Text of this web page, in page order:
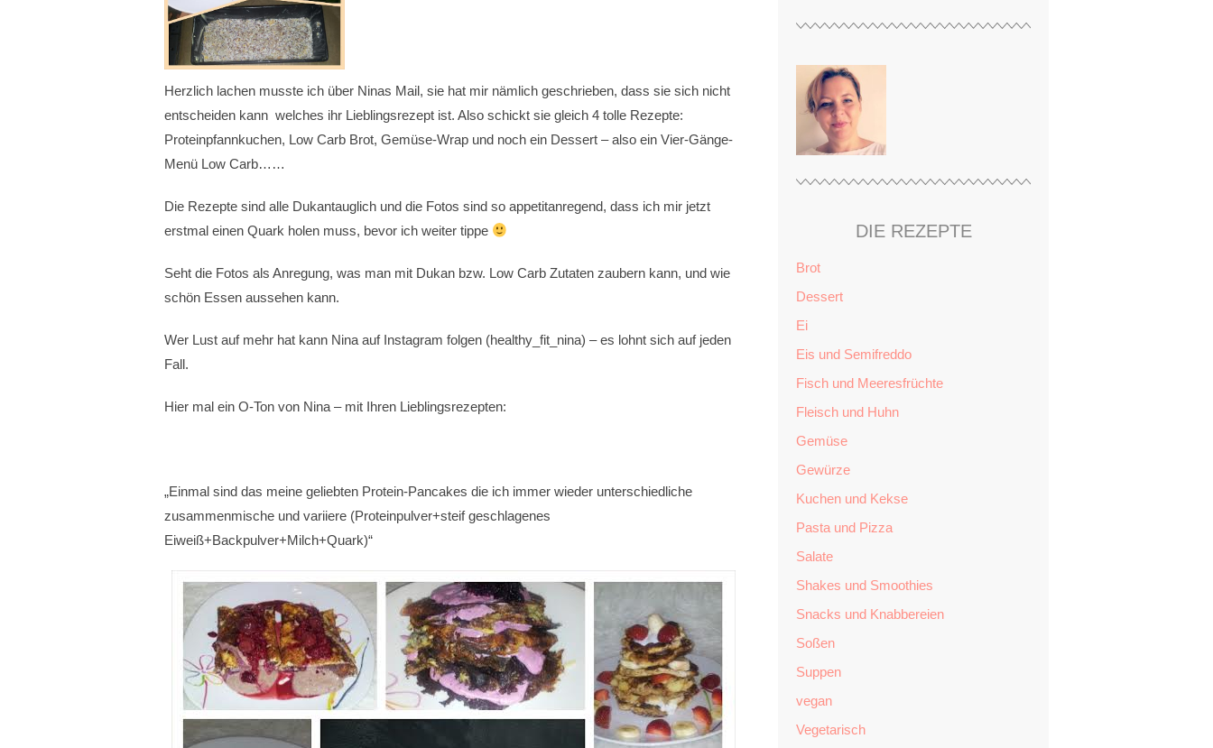
Herzlich lachen musste ich über Ninas Mail, sie hat mir nämlich geschrieben, dass sie sich nicht
entscheiden kann welches ihr Lieblingsrezept ist. Also schickt sie gleich 4 tolle Rezepte:
Proteinpfannkuchen, Low Carb Brot, Gemüse-Wrap und noch ein Dessert – also ein Vier-Gänge-
Menü Low Carb……
Die Rezepte sind alle Dukantauglich und die Fotos sind so appetitanregend, dass ich mir jetzt
erstmal einen Quark holen muss, bevor ich weiter tippe
Seht die Fotos als Anregung, was man mit Dukan bzw. Low Carb Zutaten zaubern kann, und wie
schön Essen aussehen kann.
Wer Lust auf mehr hat kann Nina auf Instagram folgen (healthy_fit_nina) – es lohnt sich auf jeden
Fall.
Hier mal ein O-Ton von Nina – mit Ihren Lieblingsrezepten:
„Einmal sind das meine geliebten Protein-Pancakes die ich immer wieder unterschiedliche
zusammenmische und variiere (Proteinpulver+steif geschlagenes
Eiweiß+Backpulver+Milch+Quark)“
DIE REZEPTE
Brot
Dessert
Ei
Eis und Semifreddo
Fisch und Meeresfrüchte
Fleisch und Huhn
Gemüse
Gewürze
Kuchen und Kekse
Pasta und Pizza
Salate
Shakes und Smoothies
Snacks und Knabbereien
Soßen
Suppen
vegan
Vegetarisch